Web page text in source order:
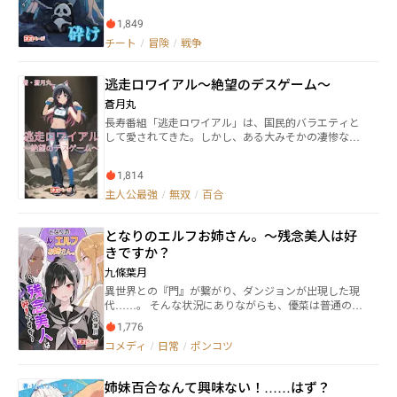
た人生を、彼らとの時間を大切にする日々に変えた
い。 その願いも虚しく、シェリーを待っていたのは彼
の通りすがりから行動をともにすることになった没落
令嬢、翡翠。 シェリーの目覚めが途方もなく遅れた事
情には、未知の戦争が関わっていた。 それによる資源
の不足、深刻な飢饉、所有者不明の攻撃的ロボットの
出現は、未だ人類をおびやかしている。 「世界がこん
だって」 生きる意味も希望もなくしたシェリーに、翡
翠は言った。 西へ行って、世界を壊した悪魔の正体を
突き止めてみないか？ …──と。 西には両親の眠る墓
い。………… 東から西へ──… 自身の科学の産物であ
る移動基地を走らせて、シェリーは、翡翠、そしてモ
モカと、悪魔の正体を暴く旅に出る。 人類を未知の
戦争に駆り出し、地上の資源を奪い上げ、謎のロボッ
トを散りばめたのは、本当に悪魔か？ それとも、
…………
1,849
チート / 冒険 / 戦争
逃走ロワイアル～絶望のデスゲーム～
蒼月丸
長寿番組「逃走ロワイアル」は、国民的バラエティと
して愛されてきた。しかし、ある大みそかの凄惨な事
た。 数ヶ月後、謎の人物の手により番組が再始動。だ
が、そこに映し出されたのは、もはや笑顔のバラエテ
恐怖と興奮は頂点に達する。 そんな中、異世界ハルヴ
ァスから現れた黒猫の獣人「サヤカ」が参戦。鋭い爪
と狡猾な知恵を武器に、彼女は血と裏切りに塗れた戦
場へ飛び込む。この過酷なデスゲームに、新たな嵐が
巻き起こる――！ 生きるか、死ぬか。全ては戦いの果てに
決まる。息をのむバトルロワイアルが、今、幕を開け
る！
1,814
主人公最強 / 無双 / 百合
となりのエルフお姉さん。～残念美人は好
きですか？
九條葉月
異世界との『門』が繋がり、ダンジョンが出現した現
代……。 そんな状況にありながらも、優菜は普通の女
子高生としての日々を過ごしていた。 いいや、『普
通』とは少し違うかもしれない。 彼女の部屋の両隣に
住んでいるのは、美人でありながらも残念なエルフた
1,776
コメディ / 日常 / ポンコツ
姉妹百合なんて興味ない！……はず？